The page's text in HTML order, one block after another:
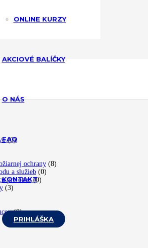
ONLINE KURZY
AKCIOVÉ BALÍČKY
O NÁS
FAQ
KONTAKT
PRIHLÁŠKA
(0)
ochrany (8)
a služieb (0)
pre obec (0)
(3)
(0)